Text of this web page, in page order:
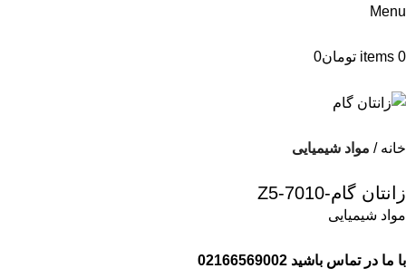
Menu
0
items تومان0
خانه مواد شیمیایی
زانتان گام-Z5-7010
مواد شیمیایی
با ما در تماس باشید 02166569002